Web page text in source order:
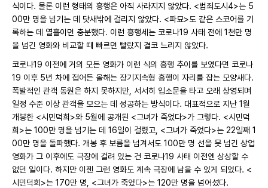
식이다. 물론 이런 형태의 흥행은 아직 사라지지 않았다. <범죄도시4>는 5
00만 명을 넘기는 데 닷새밖에 걸리지 않았다. <파묘>도 같은 스코어를 기
록하는 데 열흘이면 충분했다. 이런 흥행세는 코로나19 사태 전에 1천만 명
을 넘긴 영화와 비교할 때 빠르면 빨랐지 결코 느리지 않았다.
코로나19 이전에 거의 모든 영화가 이런 식의 흥행 추이를 보였다면 코로나
19 이후 5년 차에 접어든 올해는 장기지속형 흥행이 자리를 잡는 모양새다.
폭발적인 관객 동원은 하지 못하지만, 서서히 입소문을 타고 오래 상영되며
일정 수준 이상 관객을 모으는 데 성공하는 방식이다. 대표적으로 지난 1월
개봉한 <시민덕희>와 5월에 공개된 <그녀가 죽었다>가 그렇다. <시민덕
희>는 100만 명을 넘기는 데 16일이 걸렸고, <그녀가 죽었다>는 22일째 1
00만 명을 돌파했다. 개봉 후 보름을 넘겨서도 100만 명 선을 못 넘긴 상업
영화가 그 이후에도 극장에 걸려 있는 건 코로나19 사태 이전엔 상상할 수
없던 일이다. 하지만 이젠 그런 영화도 계속 극장에 남을 수 있게 되었다. <
시민덕희>는 170만 명, <그녀가 죽었다>는 120만 명을 넘어섰다.